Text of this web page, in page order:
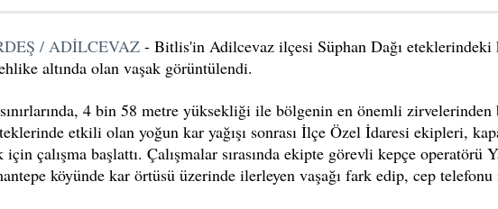
/ ADİLCEVAZ - Bitlis'in Adilcevaz ilçesi Süphan Dağı eteklerindeki
altında olan vaşak görüntülendi.
4 bin 58 metre yüksekliği ile bölgenin en önemli
etkili olan yoğun kar yağışı sonrası İlçe Özel İdaresi ekipleri,
için çalışma başlattı. Çalışmalar sırasında ekipte görevli kepçe operatörü
köyünde kar örtüsü üzerinde ilerleyen vaşağı fark edip, cep